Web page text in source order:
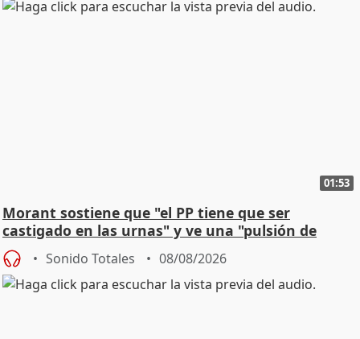
01:53
Morant sostiene que "el PP tiene que ser
castigado en las urnas" y ve una "pulsión de
cambio"
Sonido Totales 08/08/2026